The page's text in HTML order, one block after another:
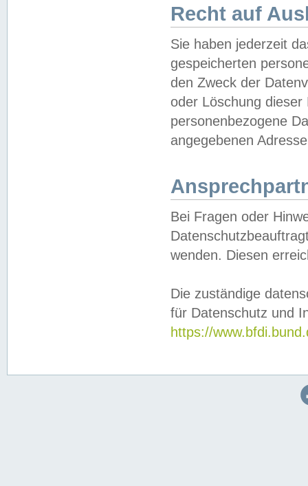
Recht auf
Sie haben jederzeit
gespeicherten
den Zweck der
oder Löschung
personenbezogene
angegebenen
Bei Fragen oder
wenden. Diesen
Die zuständige
für Datenschutz und
https://